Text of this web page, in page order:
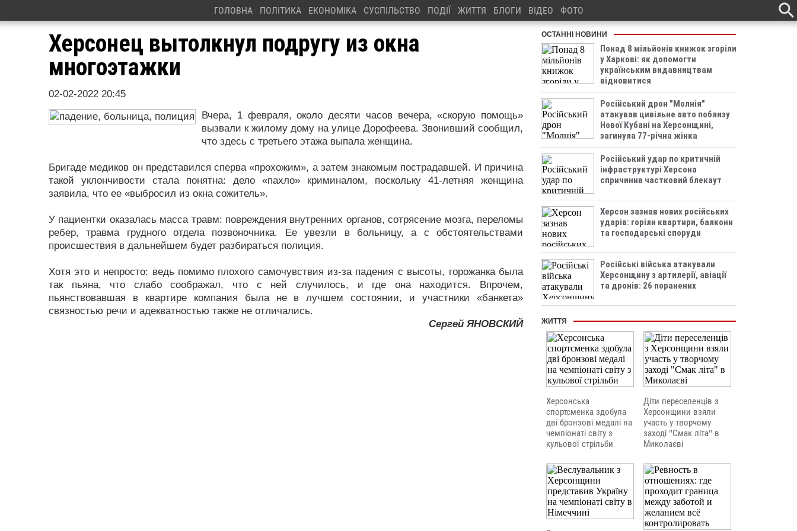
ГОЛОВНА ПОЛІТИКА ЕКОНОМІКА СУСПІЛЬСТВО ПОДІЇ ЖИТТЯ БЛОГИ ВІДЕО ФОТО
Херсонец вытолкнул подругу из окна
многоэтажки
02-02-2022 20:45
Вчера, 1 февраля, около десяти часов вечера, «скорую помощь»
вызвали к жилому дому на улице Дорофеева. Звонивший сообщил,
что здесь с третьего этажа выпала женщина.
Бригаде медиков он представился сперва «прохожим», а затем знакомым пострадавшей. И причина
такой уклончивости стала понятна: дело «пахло» криминалом, поскольку 41-летняя женщина
заявила, что ее «выбросил из окна сожитель».
У пациентки оказалась масса травм: повреждения внутренних органов, сотрясение мозга, переломы
ребер, травма грудного отдела позвоночника. Ее увезли в больницу, а с обстоятельствами
происшествия в дальнейшем будет разбираться полиция.
Хотя это и непросто: ведь помимо плохого самочувствия из-за падения с высоты, горожанка была
так пьяна, что слабо соображал, что с ней случилось, и где она находится. Впрочем,
пьянствовавшая в квартире компания была не в лучшем состоянии, и участники «банкета»
связностью речи и адекватностью также не отличались.
Сергей ЯНОВСКИЙ
ОСТАННІ НОВИНИ
Понад 8 мільйонів книжок згоріли
у Харкові: як допомогти
українським видавництвам
відновитися
Російський дрон "Молнія"
атакував цивільне авто поблизу
Нової Кубані на Херсонщині,
загинула 77-річна жінка
Російський удар по критичній
інфраструктурі Херсона
спричинив частковий блекаут
Херсон зазнав нових російських
ударів: горіли квартири, балкони
та господарські споруди
Російські війська атакували
Херсонщину з артилерії, авіації
та дронів: 26 поранених
ЖИТТЯ
Херсонська
спортсменка здобула
дві бронзові медалі на
чемпіонаті світу з
кульової стрільби
Діти переселенців з
Херсонщини взяли
участь у творчому
заході "Смак літа" в
Миколаєві